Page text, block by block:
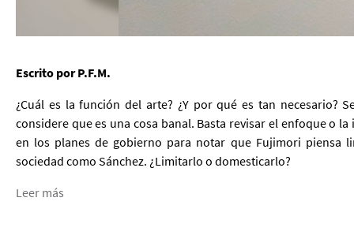
Escrito por P.F.M.
¿Cuál es la función del arte? ¿Y por qué es tan necesario?
considere que es una cosa banal. Basta revisar el enfoque o
en los planes de gobierno para notar que Fujimori piensa
sociedad como Sánchez. ¿Limitarlo o domesticarlo?
Leer más